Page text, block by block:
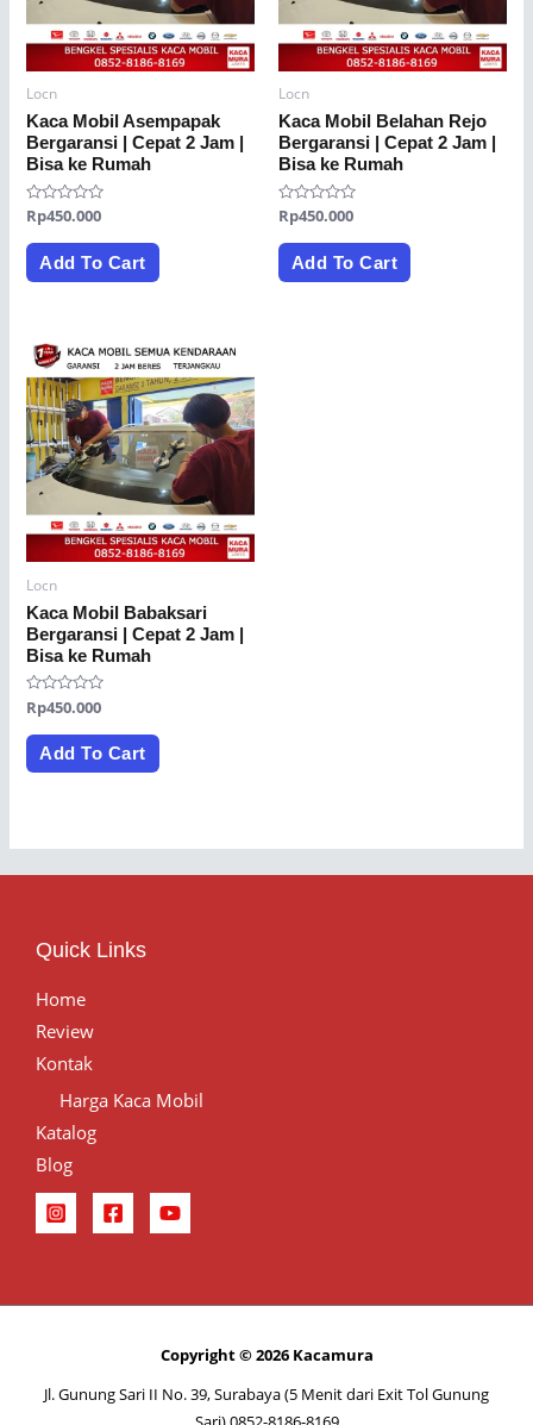
Locn
Kaca Mobil Asempapak
Bergaransi | Cepat 2 Jam |
Bisa ke Rumah
Rated
out
Rp450.000
Add To Cart
Locn
Kaca Mobil Belahan Rejo
Bergaransi | Cepat 2 Jam |
Bisa ke Rumah
Rated
out
Rp450.000
Add To Cart
Locn
Kaca Mobil Babaksari
Bergaransi | Cepat 2 Jam |
Bisa ke Rumah
Rated
0
out
Rp450.000
Add To Cart
Quick Links
Home
Review
Kontak
Harga Kaca Mobil
Katalog
Blog
Copyright © 2026 Kacamura
Jl. Gunung Sari II No. 39, Surabaya (5 Menit dari Exit Tol Gunung